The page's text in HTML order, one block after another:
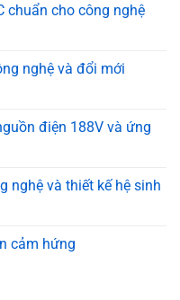
chuẩn cho công nghệ
nghệ và đổi mới
điện 188V và ứng
nghệ và thiết kế hệ sinh
cảm hứng